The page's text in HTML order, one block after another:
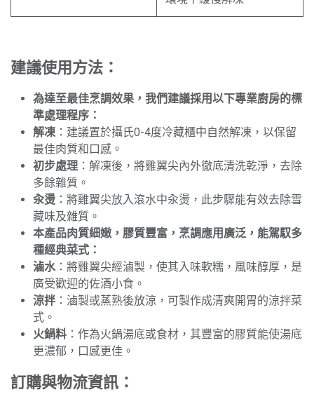
建議使用方法：
為達至最佳烹調效果，我們建議採用以下專業廚房的標
準處理程序：
解凍 ：建議置於攝氏0-4度冷藏櫃中自然解凍，以保留
最佳肉質和口感。
初步處理 ：解凍後，將雞翼尖內外徹底清洗乾淨，去除
多餘雜質。
汆燙 ：將雞翼尖放入滾水中汆燙，此步驟能有效去除雪
藏味及雜質。
本產品肉質細嫩，膠質豐富，烹調應用廣泛，能駕馭多
種經典菜式：
滷水：將雞翼尖經滷製，使其入味軟糯，風味醇厚，是
廣受歡迎的佐酒小食。
涼拌 ：滷製或蒸熟後放涼，可製作成清爽開胃的涼拌菜
式。
火鍋料 ：作為火鍋湯底或食材，其豐富的膠質能使湯底
更濃郁，口感更佳。
訂購與物流資訊：